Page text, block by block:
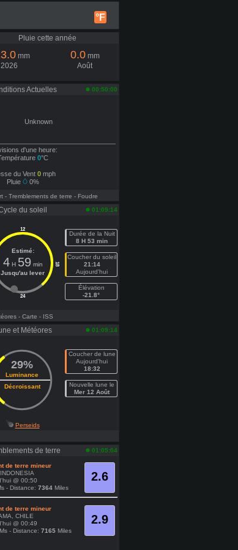
°F
Pluie cette année
mm
2026
0.0mm
Août
Actuelles 00:50:00
Unknown
d'une heure:
0°C
du Vent 0 mph
Pluie
0%
- Tremblements de terre - Foudre
du soleil 01:09:14
12
24
18
Estimé:
4H 59min
Jusqu'au lever
Durée de la Nuit
8 H 53 min
Coucher du soleil
21:14
Aujourd'hui
Élévation
-21.8°
- Carte - ISS
et Météores 01:09:14
29%
Luminance
Décroissant
Coucher de lune
Aujourd'hui
18:32
Nouvelle lune le
Mer 12 Août
Perseids
de terre 01:05:04
2.6
de terre mineur
@ 00:50
- Distance: 7364 Miles
2.9
de terre mineur
CHILE
@ 00:49
- Distance: 7165Miles